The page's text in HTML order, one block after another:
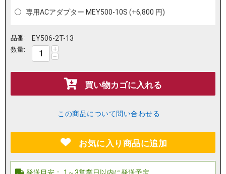
専用ACアダプター MEY500-10S (+6,800 円)
品番: EY506-2T-13
数量: +
−
買い物カゴに入れる
この商品について問い合わせる
お気に入り商品に追加